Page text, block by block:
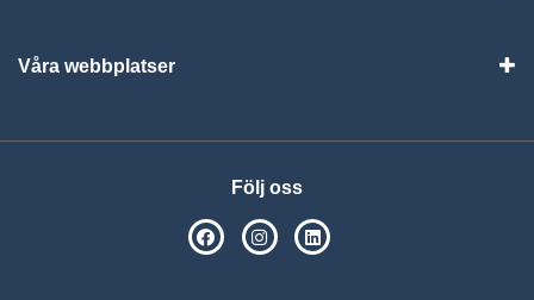
Våra webbplatser
Följ oss
SPSM på Facebook
SPSM på Instagram